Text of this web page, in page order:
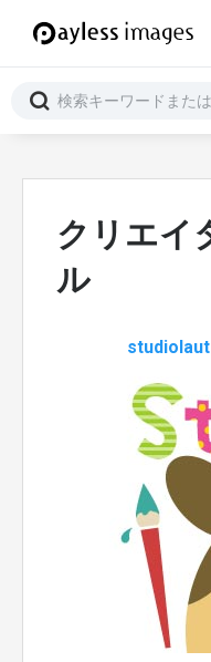
クリエイ
ル
studiolaut